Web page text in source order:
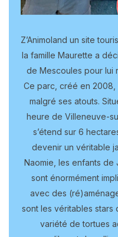
Z’Animoland un site
la famille Maurette a
de Mescoules pour lui
Ce parc, créé en 2008,
malgré ses atouts.
heure de Villeneuve-
s’étend sur 6
devenir un véritable
Naomie, les enfants de
sont énormément
avec des
sont les véritables
variété de tortues